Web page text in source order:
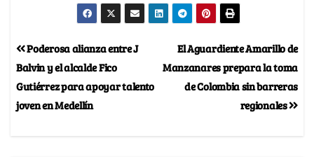
El Aguardiente Amarillo de
Manzanares prepara la toma
de Colombia sin barreras
regionales
Poderosa alianza entre J
Balvin y el alcalde Fico
Gutiérrez para apoyar talento
joven en Medellín